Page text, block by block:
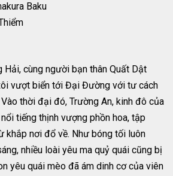
Baku
Hải, cùng người bạn thân Quất Dật
vượt biển tới Đại Đường với tư cách
thời đại đó, Trường An, kinh đô của
tiếng thịnh vượng phồn hoa, tập
khắp nơi đổ về. Như bóng tối luôn
nhiều loài yêu ma quỷ quái cũng bị
yêu quái mèo đã ám dinh cơ của viên